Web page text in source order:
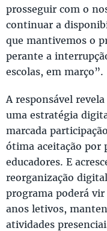
prosseguir com o
continuar a
que mantivemos o
perante a
escolas, em março”.
A responsável
uma estratégia
marcada
ótima aceitação por
educadores. E
reorganização
programa poderá
anos letivos,
atividades